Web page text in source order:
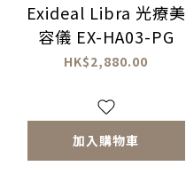
Exideal Libra 光療美
容儀 EX-HA03-PG
HK$2,880.00
加入購物車